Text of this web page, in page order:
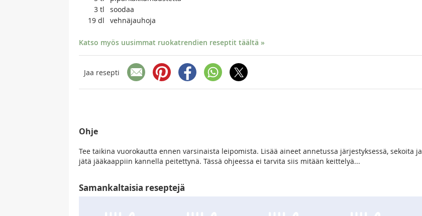
3 tl
soodaa
19 dl vehnäjauhoja
Katso myös uusimmat ruokatrendien reseptit täältä »
Jaa resepti
Ohje
Tee taikina vuorokautta ennen varsinaista leipomista. Lisää aineet annetussa järjestyksessä, sekoita ja
jätä jääkaappiin kannella peitettynä. Tässä ohjeessa ei tarvita siis mitään keittelyä...
Samankaltaisia reseptejä